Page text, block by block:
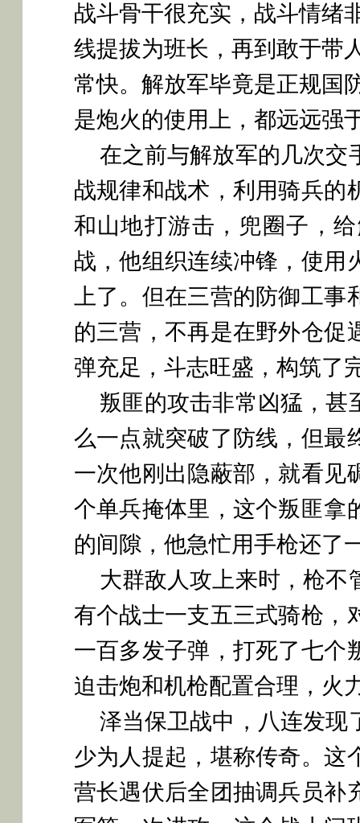
战斗骨干很充实，战斗情绪
线提拔为班长，再到敢于带
常快。解放军毕竟是正规国
是炮火的使用上，都远远强
在之前与解放军的几次交
战规律和战术，利用骑兵的
和山地打游击，兜圈子，
战，他组织连续冲锋，使用
上了。但在三营的防御工
的三营，不再是在野外仓促
弹充足，斗志旺盛，构筑了
叛匪的攻击非常凶猛，甚
么一点就突破了防线，但最
一次他刚出隐蔽部，就看见
个单兵掩体里，这个叛匪拿
的间隙，他急忙用手枪还了
大群敌人攻上来时，枪不
有个战士一支五三式骑枪，
一百多发子弹，打死了七个
迫击炮和机枪配置合理，火
泽当保卫战中，八连发现
少为人提起，堪称传奇。这
营长遇伏后全团抽调兵员补